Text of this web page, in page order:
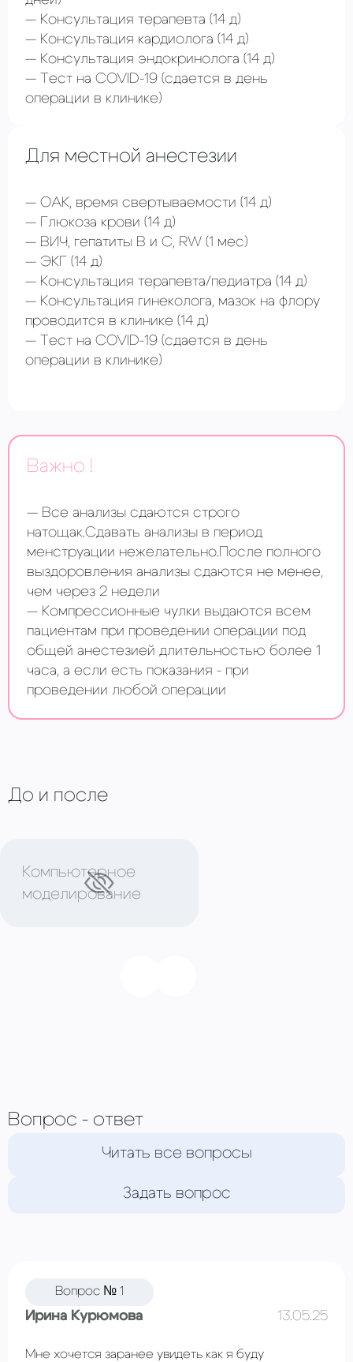
Консультация терапевта (14 д)
Консультация кардиолога (14 д)
Консультация эндокринолога (14 д)
Тест на COVID-19 (сдается в день
операции в клинике)
Для местной анестезии
ОАК, время свертываемости (14 д)
Глюкоза крови (14 д)
ВИЧ, гепатиты В и С, RW (1 мес)
ЭКГ (14 д)
Консультация терапевта/педиатра (14 д)
Консультация гинеколога, мазок на флору
проводится в клинике (14 д)
Тест на COVID-19 (сдается в день
операции в клинике)
Важно !
Все анализы сдаются строго
натощак.Сдавать анализы в период
менструации нежелательно.После полного
выздоровления анализы сдаются не менее,
чем через 2 недели
Компрессионные чулки выдаются всем
пациентам при проведении операции под
общей анестезией длительностью более 1
часа, а если есть показания - при
проведении любой операции
До и после
Компьютерное
моделирование
Вопрос - ответ
Читать все вопросы
Задать вопрос
Вопрос № 1
Ирина Курюмова 13.05.25
Мне хочется заранее увидеть как я буду